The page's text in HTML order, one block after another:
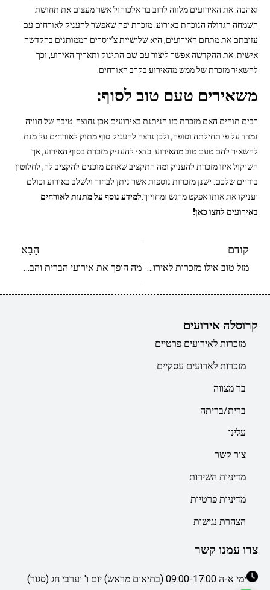
ואהבה. את האירועים מלווה לרוב בר אלכוהול אשר מעצים את תחושת
השמחה הגדולה הנוכחת באירוע. מזכרת יפה שאפשר להעניק לאורחים עם
עזיבתם את מתחם האירועים, היא שלישיית צ’ייסרים הממותגים בהקדשה
אישית. את ההקדשה אפשר ליצור עם שם התינוק ותאריך האירוע, וכך
להשאיר מזכרת של ממש מהאירוע בקרב האורחים.
משאירים טעם טוב לסוף:
רבים תוהים האם מזכרת כזו הניתנת באירועים אכן נחוצה. טיבה של חוויה
נמדד על פי תחילתה וסופה, ולכן נרצה להעניק סוף מתוק לאורחים על מנת
להשאיר להם טעם טוב מהאירוע. כדאי להעניק מזכרת בסוף האירוע, אך
השיקול איזו מזכרת להעניק ומה התקציב שאתם מוכנים להקציב לה, לחלוטין
בידיים שלכם. ישנן מזכרות נוספות אשר ניתן לבחור ולשלב באירוע וכולם
יעניקו את אותו אפקט מרגש ומחוייך. למידע נוסף על מתנות לאורחים
באירועים לחצו כאן!
קודם
מזל טוב אילו מזכרות לאירועים מתאימות לברית
הַבָּא
מה הופך את אירועי הברית והבריתה לכל כך מיוחדים?
קרוסלה אירועים
מזכרות לאירועים פרטיים
מזכרות לארועים עסקיים
בר מצווה
ברית/בריתה
עלינו
צור קשר
מדיניות השירות
מדיניות פרטיות
הצהרת נגישות
צרו עמנו קשר
ימי א-ה 09:00-17:00 (בתיאום מראש) יום ו' וערבי חג (סגור)